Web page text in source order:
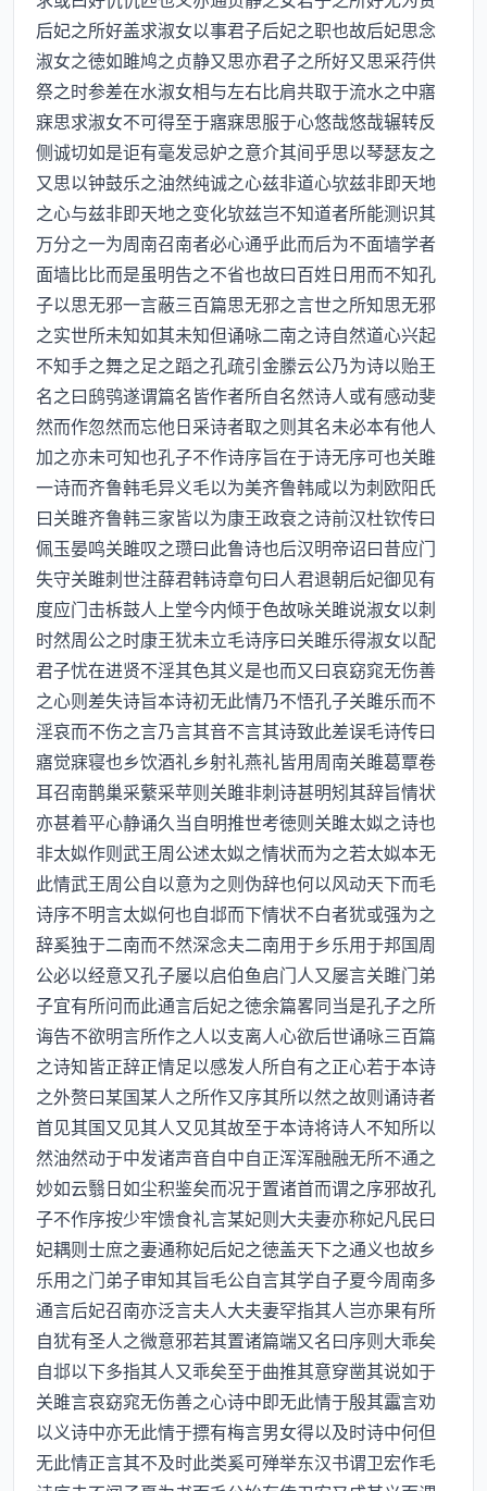
后妃之所好盖求淑女以事君子后妃之职也故后妃思念
淑女之徳如雎鸠之贞静又思亦君子之所好又思采荇供
祭之时参差在水淑女相与左右比肩共取于流水之中寤
寐思求淑女不可得至于寤寐思服于心悠哉悠哉辗转反
侧诚切如是讵有毫发忌妒之意介其间乎思以琴瑟友之
又思以钟鼓乐之油然纯诚之心兹非道心欤兹非即天地
之心与兹非即天地之变化欤兹岂不知道者所能测识其
万分之一为周南召南者必心通乎此而后为不面墙学者
面墙比比而是虽明告之不省也故曰百姓日用而不知孔
子以思无邪一言蔽三百篇思无邪之言世之所知思无邪
之实世所未知如其未知但诵咏二南之诗自然道心兴起
不知手之舞之足之蹈之孔疏引金縢云公乃为诗以贻王
名之曰鸱鸮遂谓篇名皆作者所自名然诗人或有感动斐
然而作忽然而忘他日采诗者取之则其名未必本有他人
加之亦未可知也孔子不作诗序旨在于诗无序可也关雎
一诗而齐鲁韩毛异义毛以为美齐鲁韩咸以为刺欧阳氏
曰关雎齐鲁韩三家皆以为康王政衰之诗前汉杜钦传曰
佩玉晏鸣关雎叹之瓒曰此鲁诗也后汉明帝诏曰昔应门
失守关雎刺世注薛君韩诗章句曰人君退朝后妃御见有
度应门击柝鼓人上堂今内倾于色故咏关雎说淑女以刺
时然周公之时康王犹未立毛诗序曰关雎乐得淑女以配
君子忧在进贤不淫其色其义是也而又曰哀窈窕无伤善
之心则差失诗旨本诗初无此情乃不悟孔子关雎乐而不
淫哀而不伤之言乃言其音不言其诗致此差误毛诗传曰
寤觉寐寝也乡饮酒礼乡射礼燕礼皆用周南关雎葛覃卷
耳召南鹊巢采蘩采苹则关雎非刺诗甚明矧其辞旨情状
亦甚着平心静诵久当自明推世考徳则关雎太姒之诗也
非太姒作则武王周公述太姒之情状而为之若太姒本无
此情武王周公自以意为之则伪辞也何以风动天下而毛
诗序不明言太姒何也自邶而下情状不白者犹或强为之
辞奚独于二南而不然深念夫二南用于乡乐用于邦国周
公必以经意又孔子屡以启伯鱼启门人又屡言关雎门弟
子宜有所问而此通言后妃之徳余篇畧同当是孔子之所
诲告不欲明言所作之人以支离人心欲后世诵咏三百篇
之诗知皆正辞正情足以感发人所自有之正心若于本诗
之外赘曰某国某人之所作又序其所以然之故则诵诗者
首见其国又见其人又见其故至于本诗将诗人不知所以
然油然动于中发诸声音自中自正浑浑融融无所不通之
妙如云翳日如尘积鉴矣而况于置诸首而谓之序邪故孔
子不作序按少牢馈食礼言某妃则大夫妻亦称妃凡民曰
妃耦则士庶之妻通称妃后妃之徳盖天下之通义也故乡
乐用之门弟子审知其旨毛公自言其学自子夏今周南多
通言后妃召南亦泛言夫人大夫妻罕指其人岂亦果有所
自犹有圣人之微意邪若其置诸篇端又名曰序则大乖矣
自邶以下多指其人又乖矣至于曲推其意穿凿其说如于
关雎言哀窈窕无伤善之心诗中即无此情于殷其靁言劝
以义诗中亦无此情于摽有梅言男女得以及时诗中何但
无此情正言其不及时此类奚可殚举东汉书谓卫宏作毛